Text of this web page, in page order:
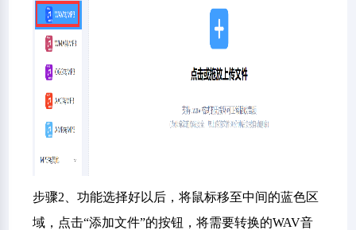
步骤2、功能选择好以后，将鼠标移至中间的蓝色区
域，点击“添加文件”的按钮，将需要转换的WAV音